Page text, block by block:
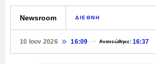
Newsroom ΔΙΕΘΝΗ
10 Ιουν 2026 16:09 Ανανεώθηκε:16:37